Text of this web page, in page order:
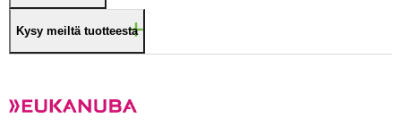
Kysy meiltä tuotteesta